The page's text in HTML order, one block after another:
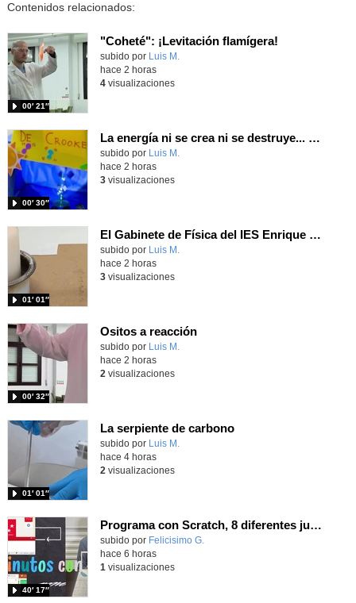
Contenidos relacionados:
"Coheté": ¡Levitación flamígera!
Contenido educativo.
subido por Luis M.
00′ 21″
hace 2 horas
4visualizaciones
La energía ni se crea ni se destruye... ¡se experimenta! El Tierno en la Feria Madrid es Ciencia 2026
Contenido educativo.
subido por Luis M.
00′ 30″
hace 2 horas
3visualizaciones
El Gabinete de Física del IES Enrique Tierno Galván de Parla (Curso 25-26)
Contenido educativo.
subido por Luis M.
01′ 01″
hace 2 horas
3visualizaciones
Ositos a reacción
Contenido educativo.
subido por Luis M.
00′ 32″
hace 2 horas
2 visualizaciones
La serpiente de carbono
Contenido educativo.
subido por Luis M.
01′ 01″
hace 4 horas
2 visualizaciones
Programa con Scratch, 8 diferentes juegos para vivir la emoción de los partidos de España en el mundial 2026
Contenido educativo.
subido por Felicisimo G.
40′ 17″
hace 6 horas
1 visualizaciones